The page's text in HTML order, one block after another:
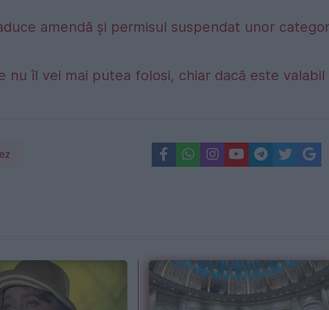
amendă și permisul suspendat unor
nu îl vei mai putea folosi, chiar dacă este valabil